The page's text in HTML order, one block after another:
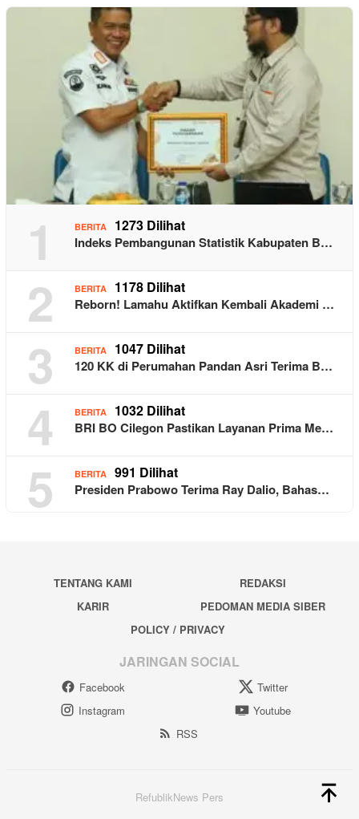
1 BERITA 1273 Dilihat
Indeks Pembangunan Statistik Kabupaten B…
2 BERITA 1178 Dilihat
Reborn! Lamahu Aktifkan Kembali Akademi …
3 BERITA 1047 Dilihat
120 KK di Perumahan Pandan Asri Terima B…
4 BERITA 1032 Dilihat
BRI BO Cilegon Pastikan Layanan Prima Me…
5 BERITA 991 Dilihat
Presiden Prabowo Terima Ray Dalio, Bahas…
TENTANG KAMI
REDAKSI
KARIR
PEDOMAN MEDIA SIBER
POLICY / PRIVACY
JARINGAN SOCIAL
Facebook
Twitter
Instagram
Youtube
RSS
RefublikNews Pers